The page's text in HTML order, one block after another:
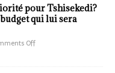
pour Tshisekedi?
qui lui sera
Off